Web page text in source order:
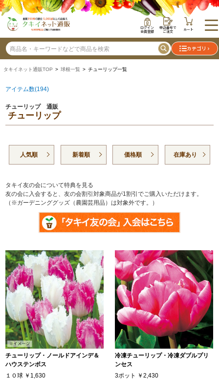
ログイン
会員登録
申込番号で
ご注文 カート
カテゴリ
タキイネット通販TOP > 球根一覧 > チューリップ一覧
アイテム数(194)
チューリップ 通販
チューリップ
人気順 新着順 価格順 在庫あり
タキイ友の会について特典を見る
友の会に入会すると、友の会割引対象商品が1割引でご購入いただけます。
（※ガーデニンググッズ（農園芸用品）は対象外です。）
チューリップ・ノールドアインデ＆
ハウステンボス
１０球 ￥1,630
冷凍チューリップ・冷凍ダブルプリ
ンセス
3ポット
￥2,430